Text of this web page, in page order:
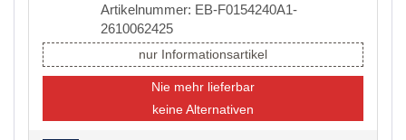
Artikelnummer: EB-F0154240A1-
2610062425
nur Informationsartikel
Nie mehr lieferbar
keine Alternativen